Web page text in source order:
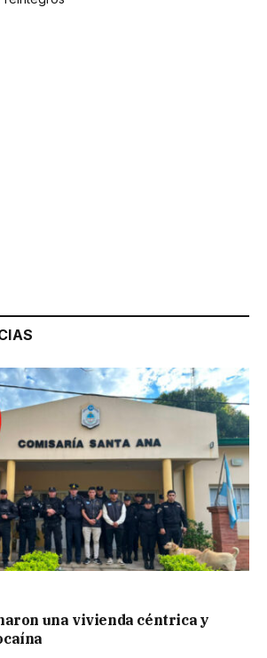
una vivienda céntrica y